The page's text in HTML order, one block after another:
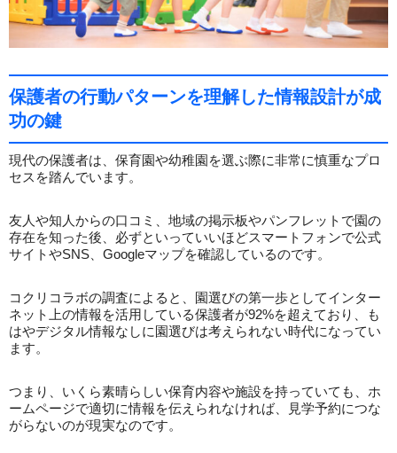
保護者の行動パターンを理解した情報設計が成
功の鍵
現代の保護者は、保育園や幼稚園を選ぶ際に非常に慎重なプロ
セスを踏んでいます。
友人や知人からの口コミ、地域の掲示板やパンフレットで園の
存在を知った後、必ずといっていいほどスマートフォンで公式
サイトやSNS、Googleマップを確認しているのです。
コクリコラボの調査によると、園選びの第一歩としてインター
ネット上の情報を活用している保護者が92%を超えており、も
はやデジタル情報なしに園選びは考えられない時代になってい
ます。
つまり、いくら素晴らしい保育内容や施設を持っていても、ホ
ームページで適切に情報を伝えられなければ、見学予約につな
がらないのが現実なのです。